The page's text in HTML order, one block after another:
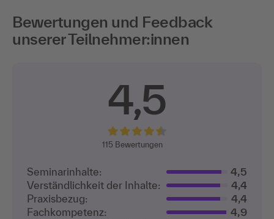
Bewertungen und Feedback
unserer Teilnehmer:innen
4,5
115 Bewertungen
Seminarinhalte:
4,5
Verständlichkeit der Inhalte:
4,4
Praxisbezug:
4,4
Fachkompetenz:
4,9